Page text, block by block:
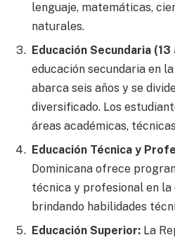
lenguaje, matemáticas,
naturales.
Educación Secundaria (13
educación secundaria en
abarca seis años y se
diversificado. Los
áreas académicas,
Educación Técnica y
Dominicana ofrece
técnica y profesional en la
brindando habilidades
Educación Superior: La